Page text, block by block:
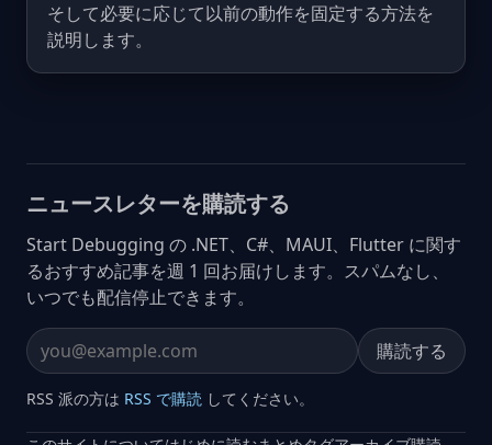
そして必要に応じて以前の動作を固定する方法を
説明します。
ニュースレターを購読する
Start Debugging の .NET、C#、MAUI、Flutter に関す
るおすすめ記事を週 1 回お届けします。スパムなし、
いつでも配信停止できます。
Email address 購読する
RSS 派の方は RSS で購読 してください。